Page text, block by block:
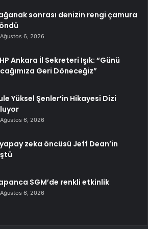
sonrası denizin rengi çamura
Ağustos 6, 2026
Ankara İl Sekreteri Işık: “Günü
Geri Döneceğiz”
Yüksel Şenler’in Hikayesi Dizi
Ağustos 6, 2026
zeka öncüsü Jeff Dean’in
SGM’de renkli etkinlik
Ağustos 6, 2026